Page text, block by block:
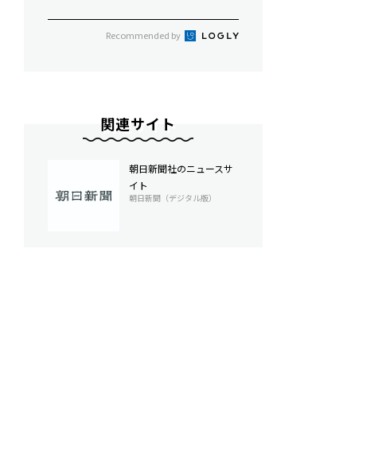
Recommended by
関連サイト
朝日新聞社のニュースサ
イト
朝日新聞（デジタル版）